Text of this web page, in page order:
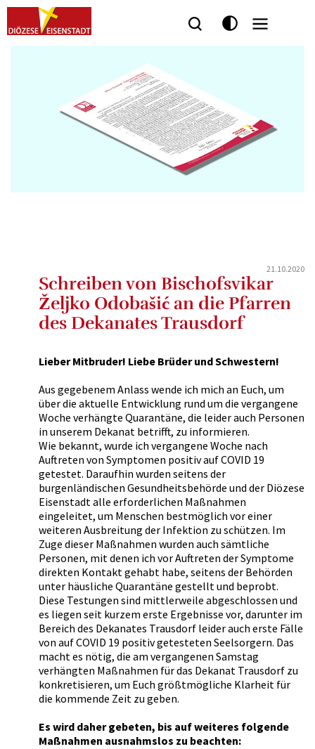
21.10.2020
Schreiben von Bischofsvikar
Željko Odobašić an die Pfarren
des Dekanates Trausdorf
Lieber Mitbruder! Liebe Brüder und Schwestern!
Aus gegebenem Anlass wende ich mich an Euch, um
über die aktuelle Entwicklung rund um die vergangene
Woche verhängte Quarantäne, die leider auch Personen
in unserem Dekanat betrifft, zu informieren.
Wie bekannt, wurde ich vergangene Woche nach
Auftreten von Symptomen positiv auf COVID 19
getestet. Daraufhin wurden seitens der
burgenländischen Gesundheitsbehörde und der Diözese
Eisenstadt alle erforderlichen Maßnahmen
eingeleitet, um Menschen bestmöglich vor einer
weiteren Ausbreitung der Infektion zu schützen. Im
Zuge dieser Maßnahmen wurden auch sämtliche
Personen, mit denen ich vor Auftreten der Symptome
direkten Kontakt gehabt habe, seitens der Behörden
unter häusliche Quarantäne gestellt und beprobt.
Diese Testungen sind mittlerweile abgeschlossen und
es liegen seit kurzem erste Ergebnisse vor, darunter im
Bereich des Dekanates Trausdorf leider auch erste Fälle
von auf COVID 19 positiv getesteten Seelsorgern. Das
macht es nötig, die am vergangenen Samstag
verhängten Maßnahmen für das Dekanat Trausdorf zu
konkretisieren, um Euch größtmögliche Klarheit für
die kommende Zeit zu geben.
Es wird daher gebeten, bis auf weiteres folgende
Maßnahmen ausnahmslos zu beachten: